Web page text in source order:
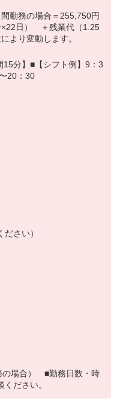
り
勤務の場合＝255,750円
×22日） ＋残業代（1.25
より変動します。
分】■【シフト例】9：3
20：30
さい）
の場合） ■勤務日数・時
ださい。